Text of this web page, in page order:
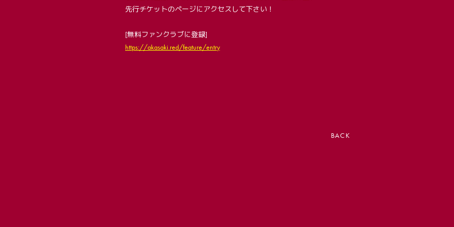
先行チケットのページにアクセスして下さい！
[無料ファンクラブに登録]
https://akasaki.red/feature/entry
BACK